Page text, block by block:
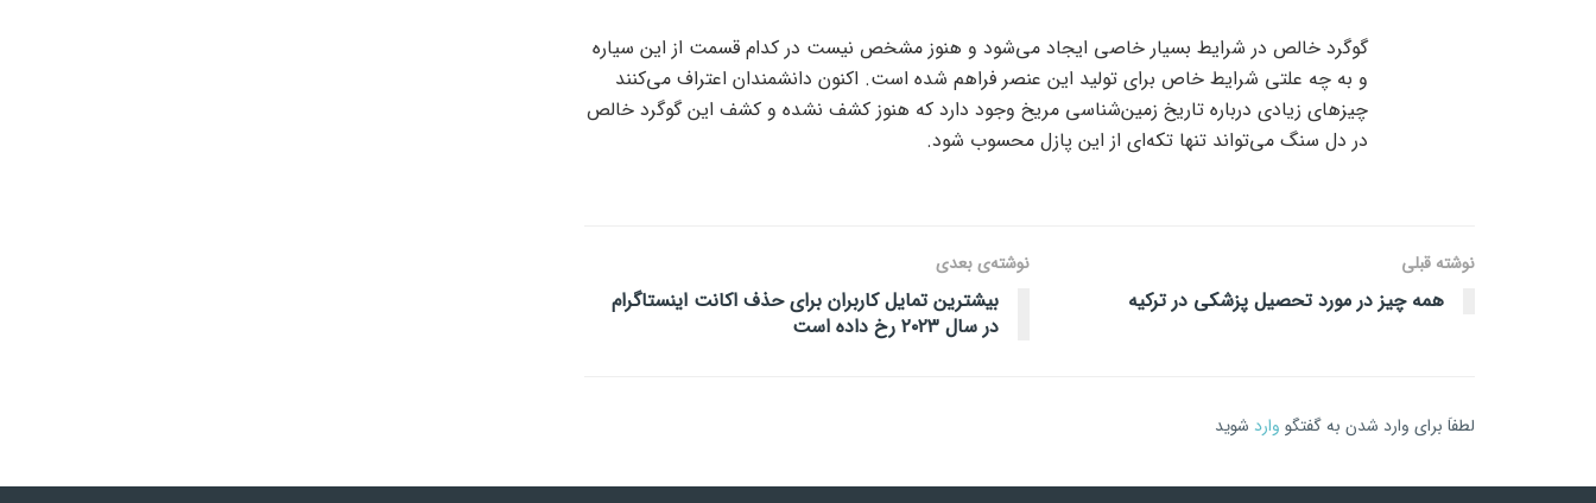
گوگرد خالص در شرایط بسیار خاصی ایجاد می‌شود و هنوز مشخص نیست در کدام قسمت از این سیاره
و به چه علتی شرایط خاص برای تولید این عنصر فراهم شده است. اکنون دانشمندان اعتراف می‌کنند
چیزهای زیادی درباره تاریخ زمین‌شناسی مریخ وجود دارد که هنوز کشف نشده و کشف این گوگرد خالص
در دل سنگ می‌تواند تنها تکه‌ای از این پازل محسوب شود.
نوشته قبلی
همه چیز در مورد تحصیل پزشکی در ترکیه
نوشته‌ی بعدی
بیشترین تمایل کاربران برای حذف اکانت اینستاگرام
در سال ۲۰۲۳ رخ داده است
لطفاَ برای وارد شدن به گفتگو وارد شوید